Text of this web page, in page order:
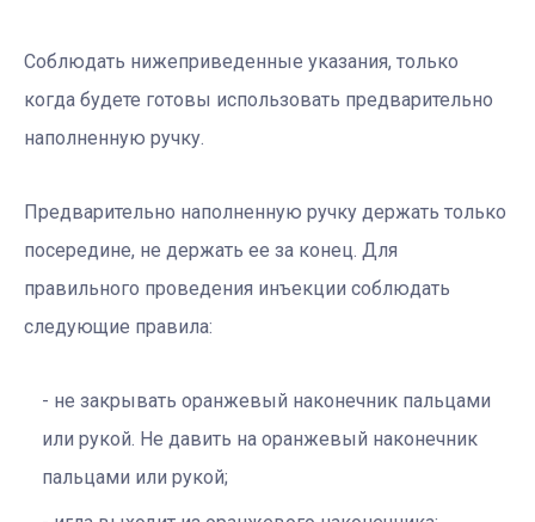
Соблюдать нижеприведенные указания, только
когда будете готовы использовать предварительно
наполненную ручку.
Предварительно наполненную ручку держать только
посередине, не держать ее за конец. Для
правильного проведения инъекции соблюдать
следующие правила:
не закрывать оранжевый наконечник пальцами
или рукой. Не давить на оранжевый наконечник
пальцами или рукой;